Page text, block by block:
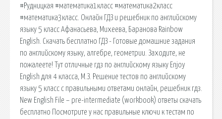
#Рудницкая #математика1класс #математика2класс
#математика3класс. Онлайн ГДЗ и решебник по английскому
языку 5 класс Афанасьева, Михеева, Баранова Rainbow
English. Скачать бесплатно ГДЗ - Готовые домашние задания
по английскому языку, алгебре, геометрии. Заходите, не
пожалеете! Тут отличные гдз по английскому языку Enjoy
English для 4 класса, М.З. Решение тестов по английскому
языку 5 класс с правильными ответами онлайн, решебник гдз.
New English File – pre-intermediate (workbook) ответы скачать
бесплатно Посмотрите у нас правильные ключи к тестам по